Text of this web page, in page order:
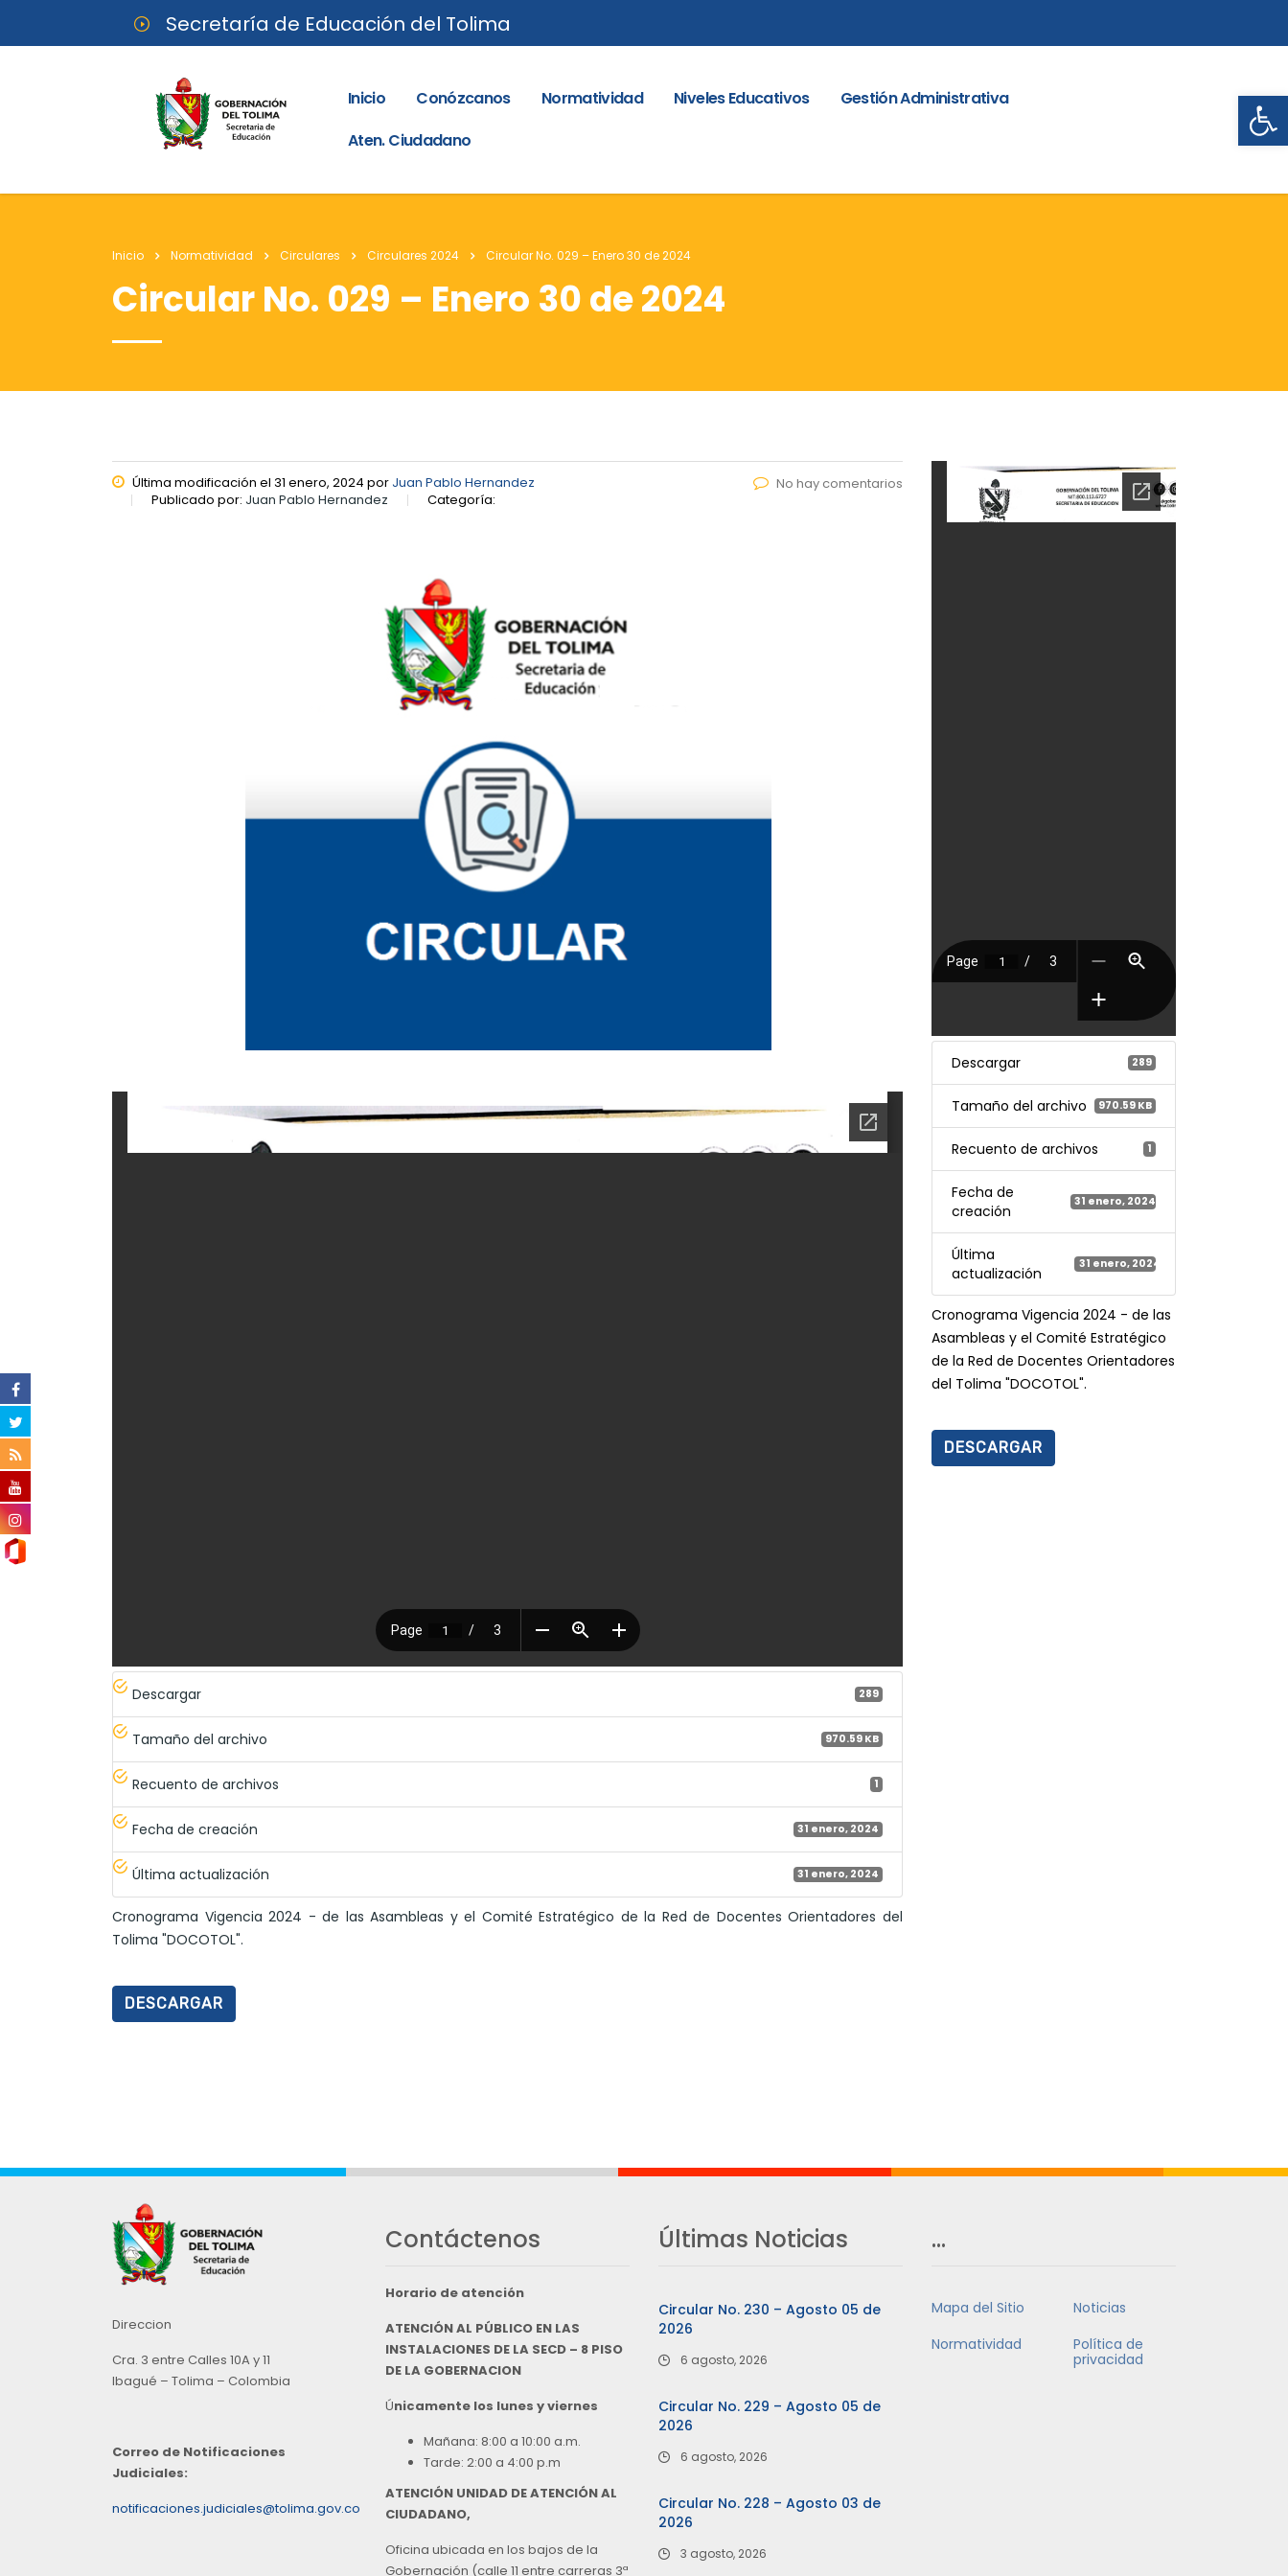
Secretaría de Educación del Tolima
Inicio Conózcanos Normatividad Niveles Educativos
Gestión Administrativa
Aten. Ciudadano
Inicio Normatividad Circulares Circulares 2024 Circular No. 029 – Enero 30 de 2024
Circular No. 029 – Enero 30 de 2024
Última modificación el 31 enero, 2024 por Juan Pablo Hernandez
Publicado por: Juan Pablo Hernandez Categoría:
No hay comentarios
Descargar 289
Tamaño del archivo 970.59 KB
Recuento de archivos 1
Fecha de creación 31 enero, 2024
Última actualización 31 enero, 2024
Cronograma Vigencia 2024 - de las Asambleas y el Comité Estratégico de la Red de Docentes Orientadores del
Tolima "DOCOTOL".
DESCARGAR
Descargar 289
Tamaño del archivo 970.59 KB
Recuento de archivos 1
Fecha de
creación
31 enero, 2024
Última
actualización
31 enero, 2024
Cronograma Vigencia 2024 - de las
Asambleas y el Comité Estratégico
de la Red de Docentes Orientadores
del Tolima "DOCOTOL".
DESCARGAR
Direccion
Cra. 3 entre Calles 10A y 11
Ibagué – Tolima – Colombia
Correo de Notificaciones
Judiciales:
notificaciones.judiciales@tolima.gov.co
Contáctenos
Horario de atención
ATENCIÓN AL PÚBLICO EN LAS
INSTALACIONES DE LA SECD – 8 PISO
DE LA GOBERNACION
Únicamente los lunes y viernes
Mañana: 8:00 a 10:00 a.m.
Tarde: 2:00 a 4:00 p.m
ATENCIÓN UNIDAD DE ATENCIÓN AL
CIUDADANO,
Oficina ubicada en los bajos de la
Gobernación (calle 11 entre carreras 3ª
Últimas Noticias
Circular No. 230 – Agosto 05 de
2026
6 agosto, 2026
Circular No. 229 – Agosto 05 de
2026
6 agosto, 2026
Circular No. 228 – Agosto 03 de
2026
3 agosto, 2026
…
Mapa del Sitio
Noticias
Normatividad
Política de
privacidad